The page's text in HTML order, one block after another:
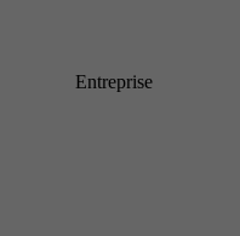
Entreprise